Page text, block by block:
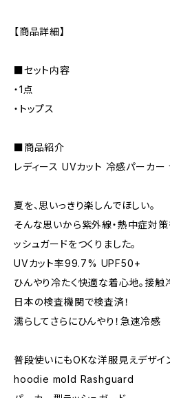
【商品詳細】
■セット内容
・1点
・トップス
■商品紹介
レディース UVカット 冷感パーカー
夏を、思いっきり楽しんでほしい。
そんな思いから紫外線・熱中症対
ッシュガードをつくりました。
UVカット率99.7% UPF50+
ひんやり冷たく快適な着心地。接触
日本の検査機関で検査済！
濡らしてさらにひんやり！急速冷感
普段使いにもOKな洋服見えデザイ
hoodie mold Rashguard